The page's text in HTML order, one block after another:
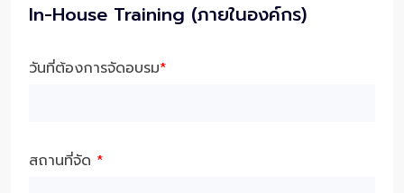
In-House Training (ภายในองค์กร)
วันที่ต้องการจัดอบรม*
สถานที่จัด *